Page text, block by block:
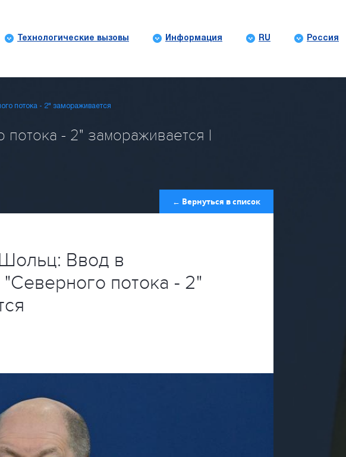
Технологические вызовы Информация RU Россия
потока - 2" замораживается
- 2" замораживается |
← Вернуться в список
Ввод в
потока - 2"